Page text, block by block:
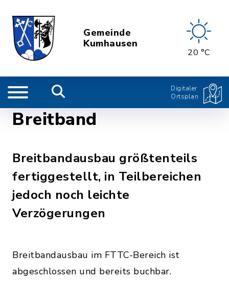
Gemeinde
Kumhausen
20 °C
Digitaler
Ortsplan
Breitband
Breitbandausbau größtenteils
fertiggestellt, in Teilbereichen
jedoch noch leichte
Verzögerungen
Breitbandausbau im FTTC-Bereich ist
abgeschlossen und bereits buchbar.